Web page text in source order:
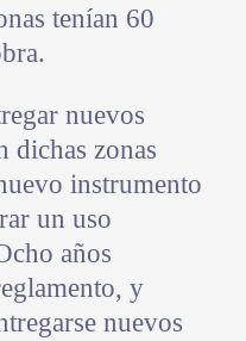
tenían 60
nuevos
dichas zonas
instrumento
un uso
años
y
nuevos